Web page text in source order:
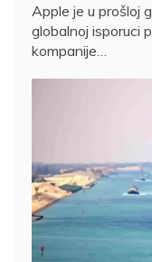
Apple je u prošloj
globalnoj isporuci
kompanije…